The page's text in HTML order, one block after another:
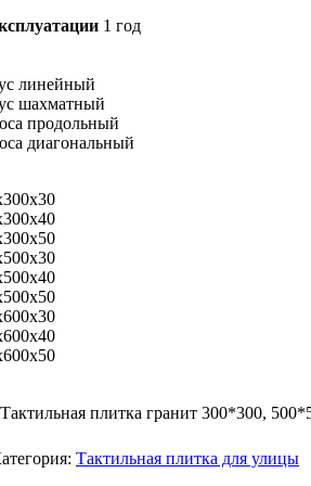
1 год
линейный
шахматный
продольный
диагональный
плитка гранит 300*300,
Тактильная плитка для улицы